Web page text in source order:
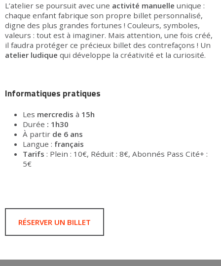
L’atelier se poursuit avec une activité manuelle unique :
chaque enfant fabrique son propre billet personnalisé,
digne des plus grandes fortunes ! Couleurs, symboles,
valeurs : tout est à imaginer. Mais attention, une fois créé,
il faudra protéger ce précieux billet des contrefaçons ! Un
atelier ludique qui développe la créativité et la curiosité.
Informatiques pratiques
Les mercredis à 15h
Durée : 1h30
À partir de 6 ans
Langue : français
Tarifs : Plein : 10€, Réduit : 8€, Abonnés Pass Cité+ :
5€
RÉSERVER UN BILLET